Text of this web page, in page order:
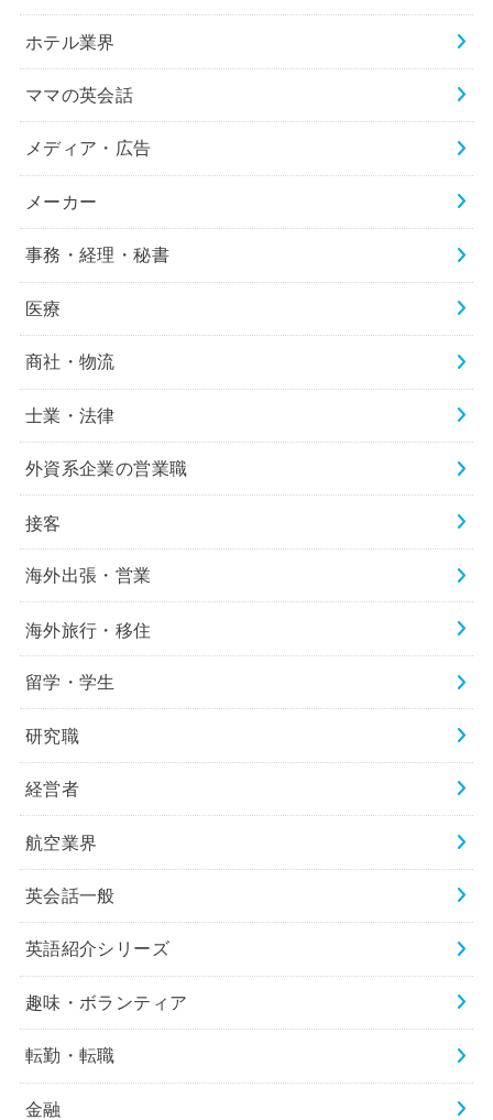
ホテル業界
ママの英会話
メディア・広告
メーカー
事務・経理・秘書
医療
商社・物流
士業・法律
外資系企業の営業職
接客
海外出張・営業
海外旅行・移住
留学・学生
研究職
経営者
航空業界
英会話一般
英語紹介シリーズ
趣味・ボランティア
転勤・転職
金融